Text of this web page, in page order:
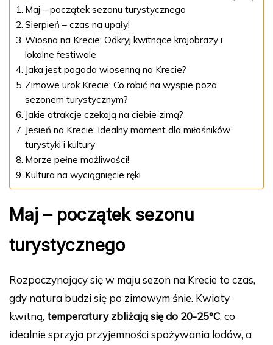
Maj – początek sezonu turystycznego
Sierpień – czas na upały!
Wiosna na Krecie: Odkryj kwitnące krajobrazy i
lokalne festiwale
Jaka jest pogoda wiosenną na Krecie?
Zimowe urok Krecie: Co robić na wyspie poza
sezonem turystycznym?
Jakie atrakcje czekają na ciebie zimą?
Jesień na Krecie: Idealny moment dla miłośników
turystyki i kultury
Morze pełne możliwości!
Kultura na wyciągnięcie ręki
Maj – początek sezonu
turystycznego
Rozpoczynający się w maju sezon na Krecie to czas,
gdy natura budzi się po zimowym śnie. Kwiaty
kwitną, temperatury zbliżają się do 20-25°C, co
idealnie sprzyja przyjemności spożywania lodów, a